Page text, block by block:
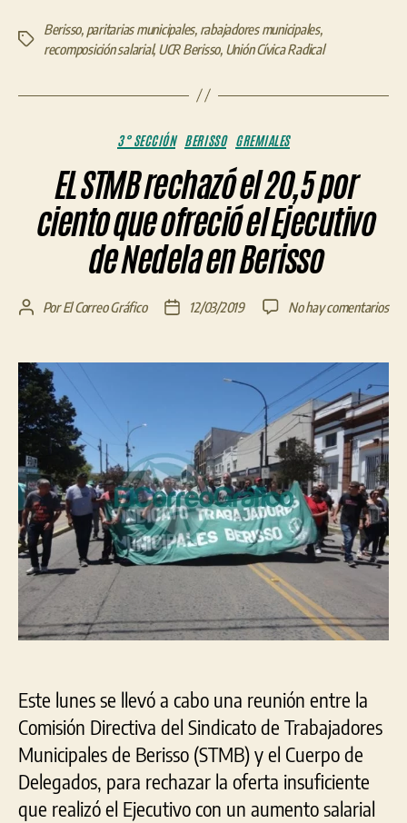
Etiquetas
Berisso, paritarias municipales, rabajadores municipales,
recomposición salarial,UCR Berisso, Unión Cívica Radical
Categorías
3° SECCIÓN BERISSO GREMIALES
EL STMB rechazó el 20,5 por
ciento que ofreció el Ejecutivo
de Nedela en Berisso
Autor
entrada
PorEl Correo Gráfico
Fecha
entrada
12/03/2019 No hay comentariosen
el
por
que
el
de
Este lunes se llevó a cabo una reunión entre la
Comisión Directiva del Sindicato de Trabajadores
Municipales de Berisso (STMB) y el Cuerpo de
Delegados, para rechazar la oferta insuficiente
que realizó el Ejecutivo con un aumento salarial